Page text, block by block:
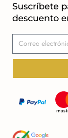
Suscríbete
descuento